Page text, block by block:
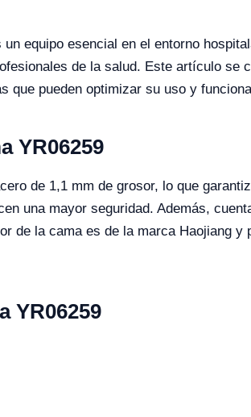
equipo esencial en el entorno
de la salud. Este artículo se
que pueden optimizar su uso y
YR06259
de 1,1 mm de grosor, lo que
una mayor seguridad. Además,
de la cama es de la marca Haojiang y
YR06259